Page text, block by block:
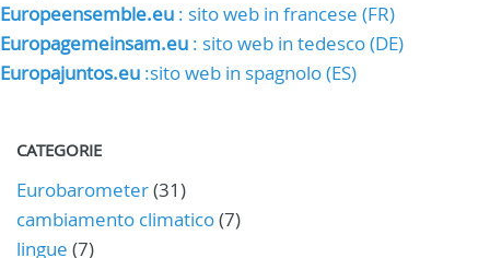
Europeensemble.eu : sito web in francese (FR)
Europagemeinsam.eu : sito web in tedesco (DE)
Europajuntos.eu :sito web in spagnolo (ES)
CATEGORIE
Eurobarometer(31)
cambiamento climatico(7)
lingue (7)